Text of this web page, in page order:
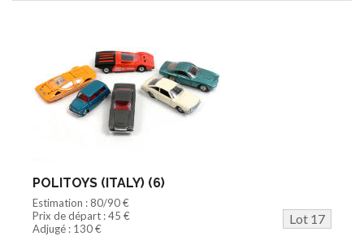
POLITOYS (ITALY) (6)
Estimation : 80/90 €
Prix de départ : 45 €
Lot 17
Adjugé : 130 €